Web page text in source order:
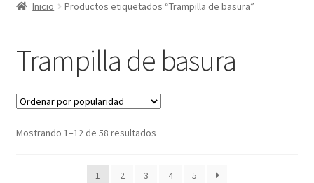
Caja registradora
Cesta
Contacte con
Inicio Productos etiquetados “Trampilla de basura”
Trampilla de basura
Mostrando 1–12 de 58 resultadosOrdenado
1
2 3 4 5